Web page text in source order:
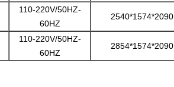
110-220V/50HZ-
60HZ
2540*1574*2090
110-220V/50HZ-
60HZ
2854*1574*2090